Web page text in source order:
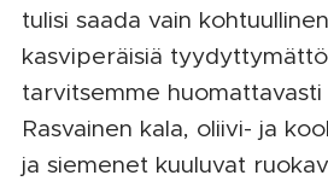
tulisi saada vain
kasviperäisiä
tarvitsemme huomattavasti
Rasvainen kala, oliivi- ja
ja siemenet kuuluvat